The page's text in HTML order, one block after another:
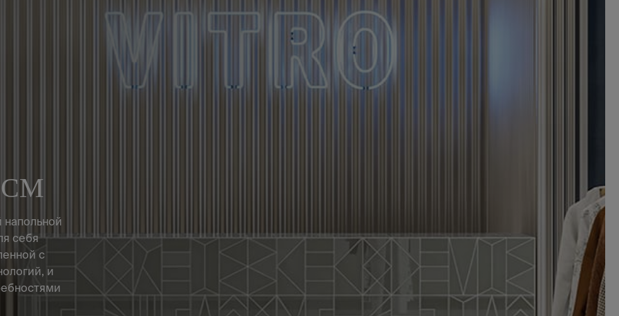
напольной
себя
с
и